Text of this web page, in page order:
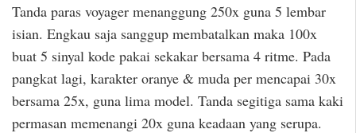
Tanda paras voyager menanggung 250x guna 5 lembar
isian. Engkau saja sanggup membatalkan maka 100x
buat 5 sinyal kode pakai sekakar bersama 4 ritme. Pada
pangkat lagi, karakter oranye & muda per mencapai 30x
bersama 25x, guna lima model. Tanda segitiga sama kaki
permasan memenangi 20x guna keadaan yang serupa.